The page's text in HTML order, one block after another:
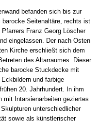
befanden sich bis zur
barocke Seitenaltäre, rechts ist
Franz Georg Löscher
eingelassen. Der nach Osten
Kirche erschließt sich dem
des Altarraumes. Dieser
barocke Stuckdecke mit
und farbige
20. Jahrhundert. In ihm
mit Intarsienarbeiten geziertes
unterschiedlicher
sowie als künstlerischer